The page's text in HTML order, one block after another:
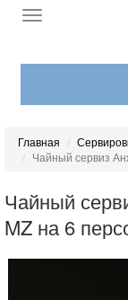
Главная
Чайный сервиз
Чайный
MZ на 6